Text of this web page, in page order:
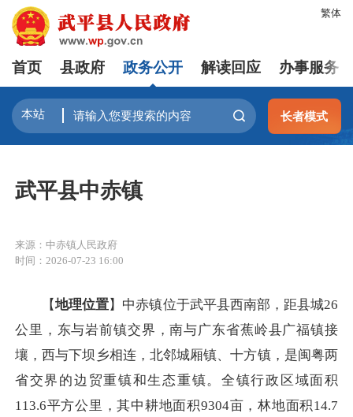
繁体
首页 县政府 政务公开 解读回应 办事服务
长者模式
武平县中赤镇
来源：中赤镇人民政府
时间：2026-07-23 16:00
【地理位置】中赤镇位于武平县西南部，距县城26
公里，东与岩前镇交界，南与广东省蕉岭县广福镇接
壤，西与下坝乡相连，北邻城厢镇、十方镇，是闽粤两
省交界的边贸重镇和生态重镇。全镇行政区域面积
113.6平方公里，其中耕地面积9304亩，林地面积14.7